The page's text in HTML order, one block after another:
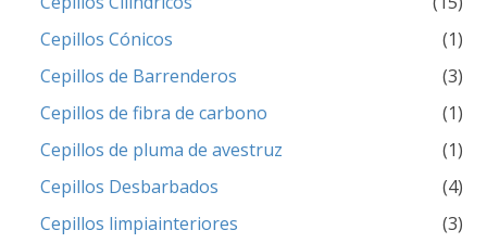
Cepillos Cónicos
(1)
Cepillos de Barrenderos
(3)
Cepillos de fibra de carbono
(1)
Cepillos de pluma de avestruz
(1)
Cepillos Desbarbados
(4)
Cepillos limpiainteriores
(3)